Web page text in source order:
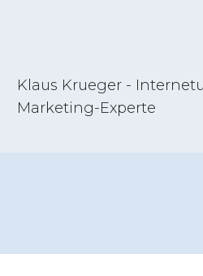
Klaus Krueger -
Marketing-Experte